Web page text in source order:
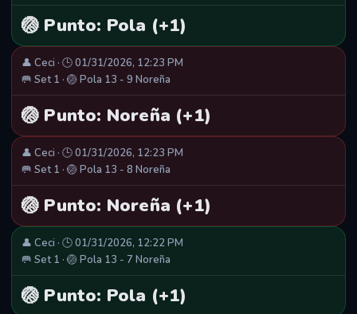
🏐 Punto: Pola (+1)
👤 Ceci · 🕒 01/31/2026, 12:23 PM
🥅 Set 1 · 🏐 Pola 13 - 9 Noreña
🏐 Punto: Noreña (+1)
👤 Ceci · 🕒 01/31/2026, 12:23 PM
🥅 Set 1 · 🏐 Pola 13 - 8 Noreña
🏐 Punto: Noreña (+1)
👤 Ceci · 🕒 01/31/2026, 12:22 PM
🥅 Set 1 · 🏐 Pola 13 - 7 Noreña
🏐 Punto: Pola (+1)